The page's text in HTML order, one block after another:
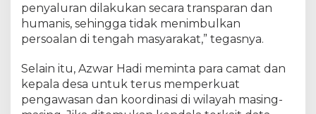
penyaluran dilakukan secara transparan dan
humanis, sehingga tidak menimbulkan
persoalan di tengah masyarakat,” tegasnya.
Selain itu, Azwar Hadi meminta para camat dan
kepala desa untuk terus memperkuat
pengawasan dan koordinasi di wilayah masing-